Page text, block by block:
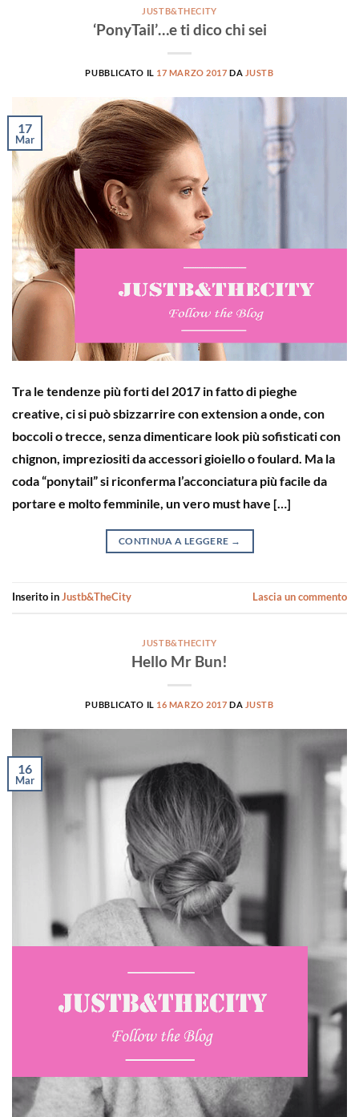
JUSTB&THECITY
‘PonyTail’…e ti dico chi sei
PUBBLICATO IL 17 MARZO 2017 DA JUSTB
17
Mar
Tra le tendenze più forti del 2017 in fatto di pieghe
creative, ci si può sbizzarrire con extension a onde, con
boccoli o trecce, senza dimenticare look più sofisticati con
chignon, impreziositi da accessori gioiello o foulard. Ma la
coda “ponytail” si riconferma l’acconciatura più facile da
portare e molto femminile, un vero must have […]
CONTINUA A LEGGERE →
Inserito inJustb&TheCity Lascia un commento
JUSTB&THECITY
Hello Mr Bun!
PUBBLICATO IL 16 MARZO 2017 DA JUSTB
16
Mar